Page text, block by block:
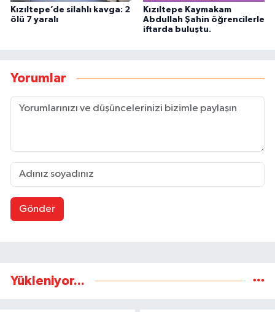
Kızıltepe’de silahlı kavga: 2
ölü 7 yaralı
Kızıltepe Kaymakam
Abdullah Şahin öğrencilerle
iftarda buluştu.
Yorumlar
Gönder
Yükleniyor...